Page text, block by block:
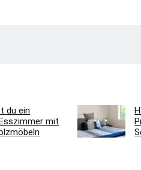
du ein
mit